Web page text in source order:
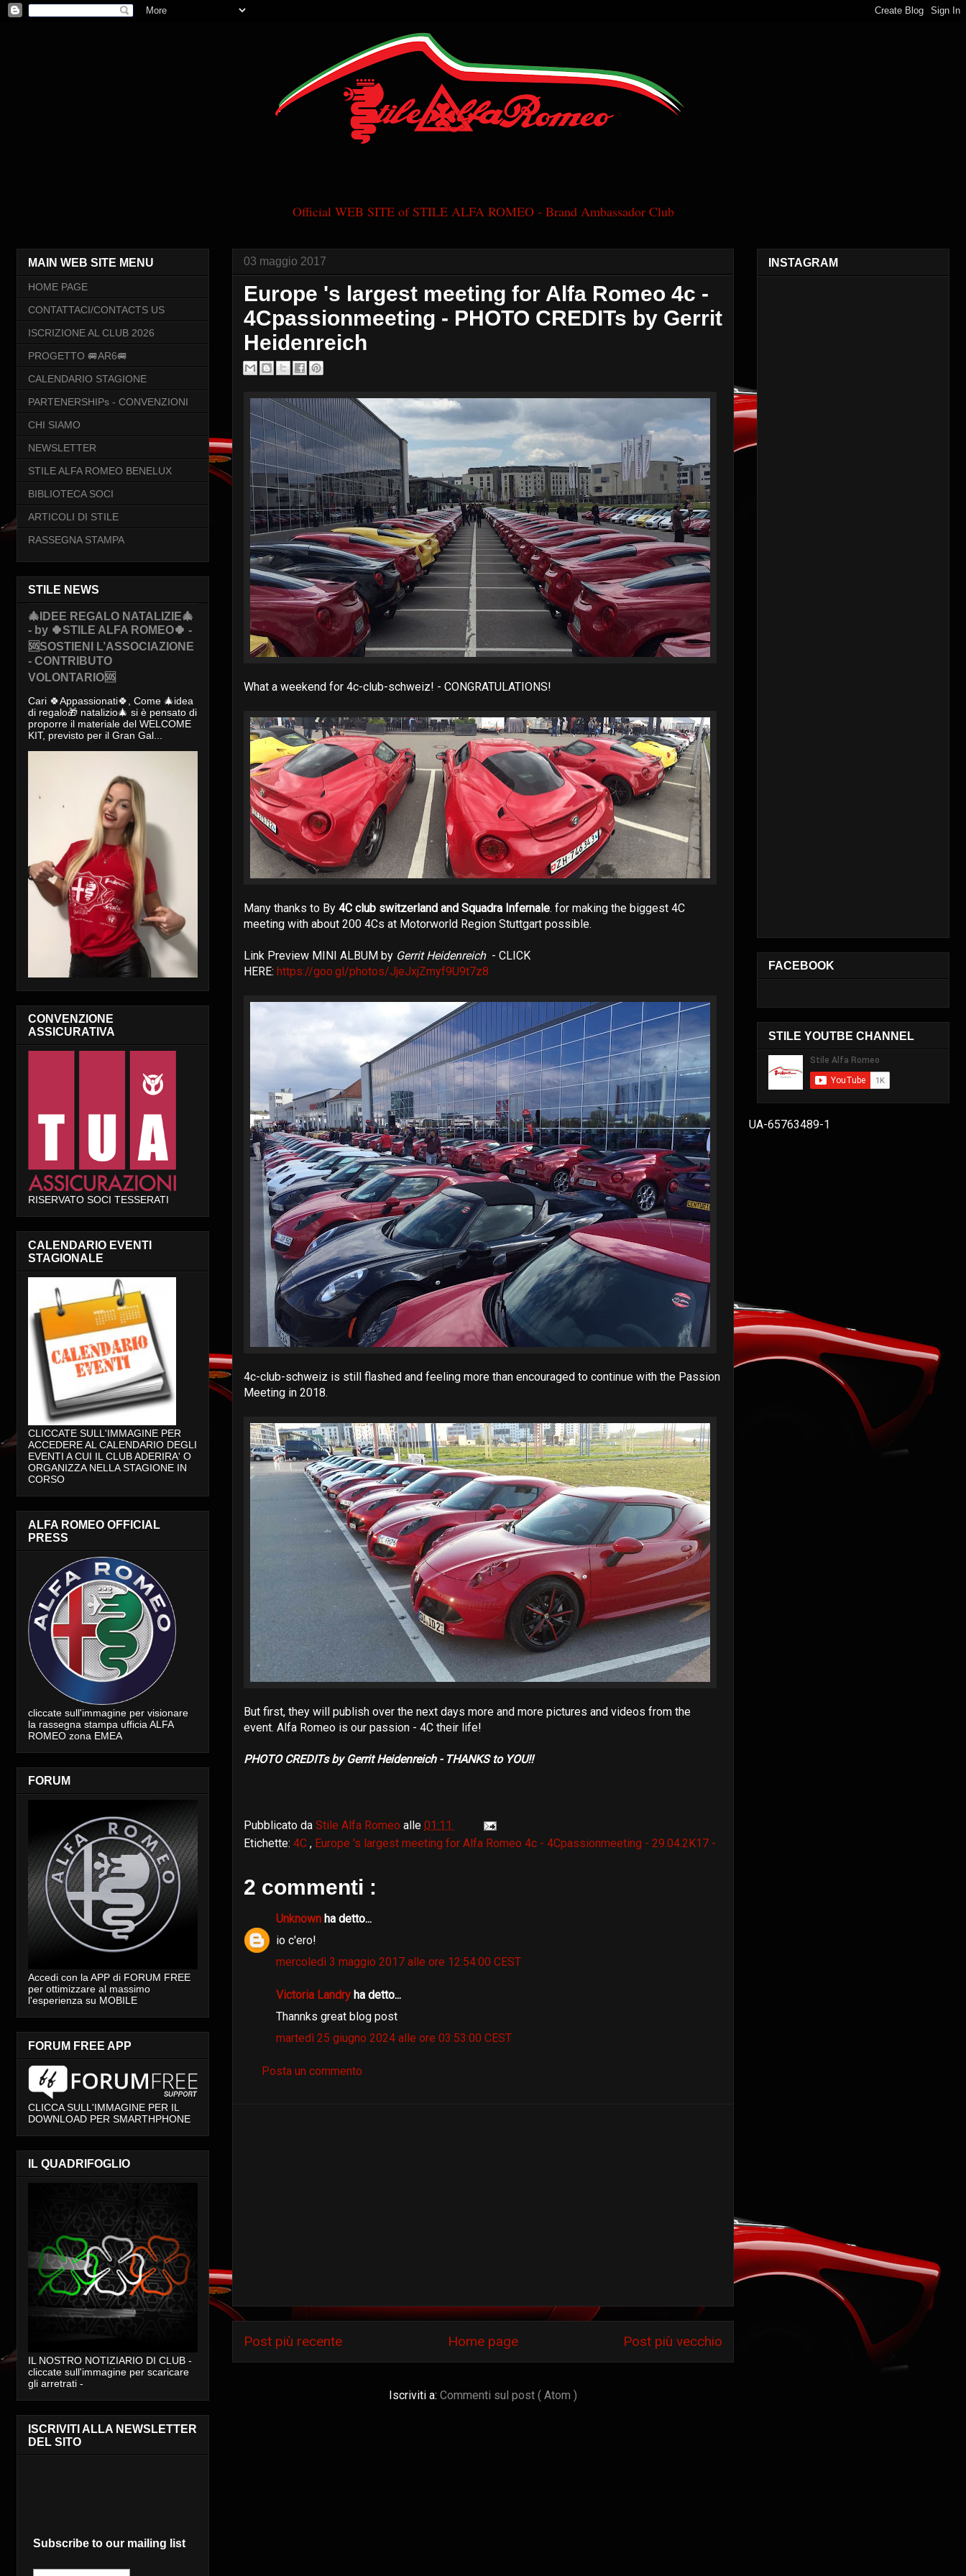
Official WEB SITE of STILE ALFA ROMEO - Brand Ambassador Club
03 maggio 2017
Europe 's largest meeting for Alfa Romeo 4c -
4Cpassionmeeting - PHOTO CREDITs by Gerrit
Heidenreich
What a weekend for 4c-club-schweiz! - CONGRATULATIONS!
Many thanks to By 4C club switzerland and Squadra Infernale. for making the biggest 4C
meeting with about 200 4Cs at Motorworld Region Stuttgart possible.
Link Preview MINI ALBUM by Gerrit Heidenreich- CLICK
HERE: https://goo.gl/photos/JjeJxjZmyf9U9t7z8
4c-club-schweiz is still flashed and feeling more than encouraged to continue with the Passion
Meeting in 2018.
But first, they will publish over the next days more and more pictures and videos from the
event. Alfa Romeo is our passion - 4C their life!
PHOTO CREDITs by Gerrit Heidenreich - THANKS to YOU!!
Pubblicato da Stile Alfa Romeo alle 01:11
Etichette: 4C , Europe 's largest meeting for Alfa Romeo 4c - 4Cpassionmeeting - 29.04.2K17 -
2 commenti :
Unknown ha detto...
io c'ero!
mercoledì 3 maggio 2017 alle ore 12:54:00 CEST
Victoria Landry ha detto...
Thannks great blog post
martedì 25 giugno 2024 alle ore 03:53:00 CEST
Posta un commento
Post più recente Post più vecchio
Home page
Iscriviti a: Commenti sul post ( Atom )
MAIN WEB SITE MENU
HOME PAGE
CONTATTACI/CONTACTS US
ISCRIZIONE AL CLUB 2026
PROGETTO 🚐AR6🚐
CALENDARIO STAGIONE
PARTENERSHIPs - CONVENZIONI
CHI SIAMO
NEWSLETTER
STILE ALFA ROMEO BENELUX
BIBLIOTECA SOCI
ARTICOLI DI STILE
RASSEGNA STAMPA
STILE NEWS
🎄IDEE REGALO NATALIZIE🎄
- by 🍀STILE ALFA ROMEO🍀 -
🆘SOSTIENI L’ASSOCIAZIONE
- CONTRIBUTO
VOLONTARIO🆘
Cari 🍀Appassionati🍀, Come 🎄idea
di regalo🎁 natalizio🎄 si è pensato di
proporre il materiale del WELCOME
KIT, previsto per il Gran Gal...
CONVENZIONE
ASSICURATIVA
RISERVATO SOCI TESSERATI
CALENDARIO EVENTI
STAGIONALE
CLICCATE SULL'IMMAGINE PER
ACCEDERE AL CALENDARIO DEGLI
EVENTI A CUI IL CLUB ADERIRA' O
ORGANIZZA NELLA STAGIONE IN
CORSO
ALFA ROMEO OFFICIAL
PRESS
cliccate sull'immagine per visionare
la rassegna stampa ufficia ALFA
ROMEO zona EMEA
FORUM
Accedi con la APP di FORUM FREE
per ottimizzare al massimo
l'esperienza su MOBILE
FORUM FREE APP
CLICCA SULL'IMMAGINE PER IL
DOWNLOAD PER SMARTHPHONE
IL QUADRIFOGLIO
IL NOSTRO NOTIZIARIO DI CLUB -
cliccate sull'immagine per scaricare
gli arretrati -
ISCRIVITI ALLA NEWSLETTER
DEL SITO
Subscribe to our mailing list
INSTAGRAM
FACEBOOK
STILE YOUTBE CHANNEL
UA-65763489-1